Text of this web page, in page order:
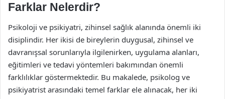
Farklar Nelerdir?
Psikoloji ve psikiyatri, zihinsel sağlık alanında önemli iki
disiplindir. Her ikisi de bireylerin duygusal, zihinsel ve
davranışsal sorunlarıyla ilgilenirken, uygulama alanları,
eğitimleri ve tedavi yöntemleri bakımından önemli
farklılıklar göstermektedir. Bu makalede, psikolog ve
psikiyatrist arasındaki temel farklar ele alınacak, her iki